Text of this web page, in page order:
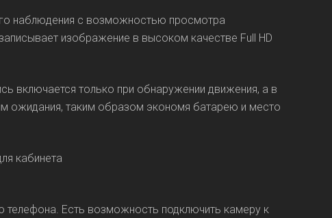
наблюдения с возможностью просмотра
изображение в высоком качестве Full HD
включается только при обнаружении движения, а в
ожидания, таким образом экономя батарею и место
Есть возможность подключить камеру к